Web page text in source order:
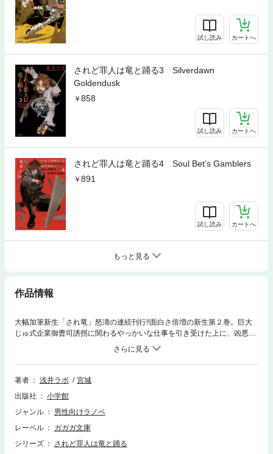
試し読み カートへ
されど罪人は竜と踊る3 Silverdawn
Goldendusk
858
試し読み カートへ
されど罪人は竜と踊る4 Soul Bet’s Gamblers
891
試し読み カートへ
もっと見る
作品情報
大幅加筆新生「され竜」怒濤の連続刊行!!面白さ倍増の新生第２巻。巨大
じゅ式企業御曹司誘拐に関わるやっかいな仕事を引き受けた上に、凶悪な
異貌のもの「禍つ式」が街に出現！ガユスとギギナ、そしてエリダナ全市
民が悪魔のゲームに巻き込まれる！※この作品は底本と同じクオリティの
カラーイラスト、モノクロの挿絵イラストが収録されています。
著者
浅井ラボ
宮城
出版社
小学館
ジャンル
男性向けラノベ
レーベル
ガガガ文庫
シリーズ
されど罪人は竜と踊る